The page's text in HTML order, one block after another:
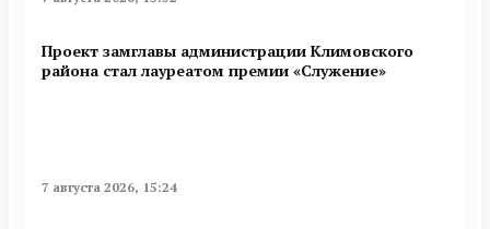
Проект замглавы администрации Климовского
района стал лауреатом премии «Служение»
7 августа 2026, 15:24